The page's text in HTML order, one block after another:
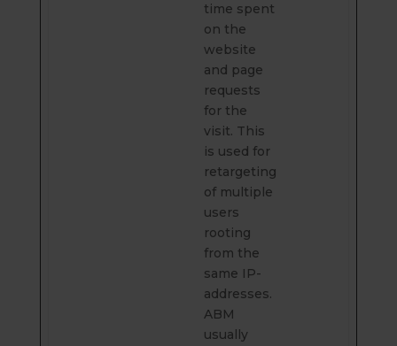
time spent
on the
website
and page
requests
for the
visit. This
is used for
retargeting
of multiple
users
rooting
from the
same IP-
addresses.
ABM
usually